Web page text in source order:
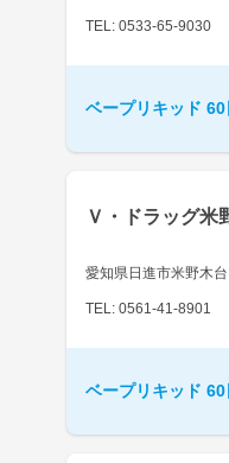
TEL: 0533-65-9030
ベープリキッド 60
Ｖ・ドラッグ米
愛知県日進市米野木
TEL: 0561-41-8901
ベープリキッド 60